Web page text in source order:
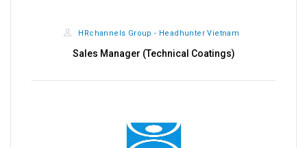
HRchannels Group - Headhunter Vietnam
Nhân Viên Thiết Kế